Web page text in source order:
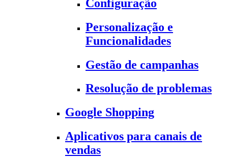
Configuração
Personalização e
Funcionalidades
Gestão de campanhas
Resolução de problemas
Google Shopping
Aplicativos para canais de
vendas